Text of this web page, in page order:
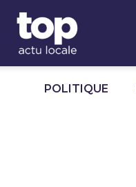
POLITIQUE